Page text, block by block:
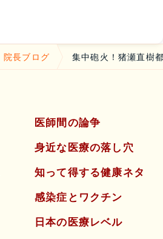
院長ブログ 集中砲火！猪瀬直樹
医師間の論争
身近な医療の落し穴
知って得する健康ネタ
感染症とワクチン
日本の医療レベル